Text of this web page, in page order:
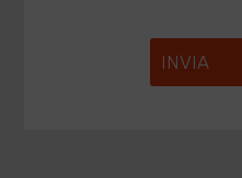
INVIA